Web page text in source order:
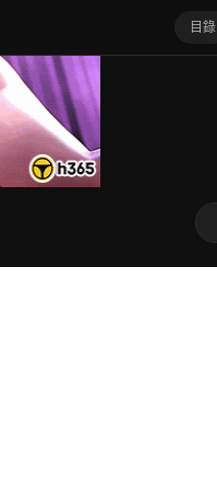
目錄